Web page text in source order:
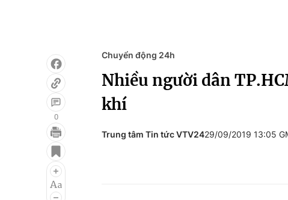
Điện ảnh
Âm nhạc
0
Chuyển động 24h
Nhiều người dân
khí
Trung tâm Tin tức VTV2429/09/2019 13:05